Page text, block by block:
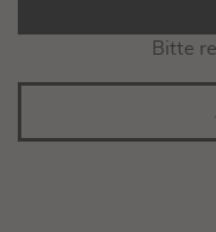
Bitte